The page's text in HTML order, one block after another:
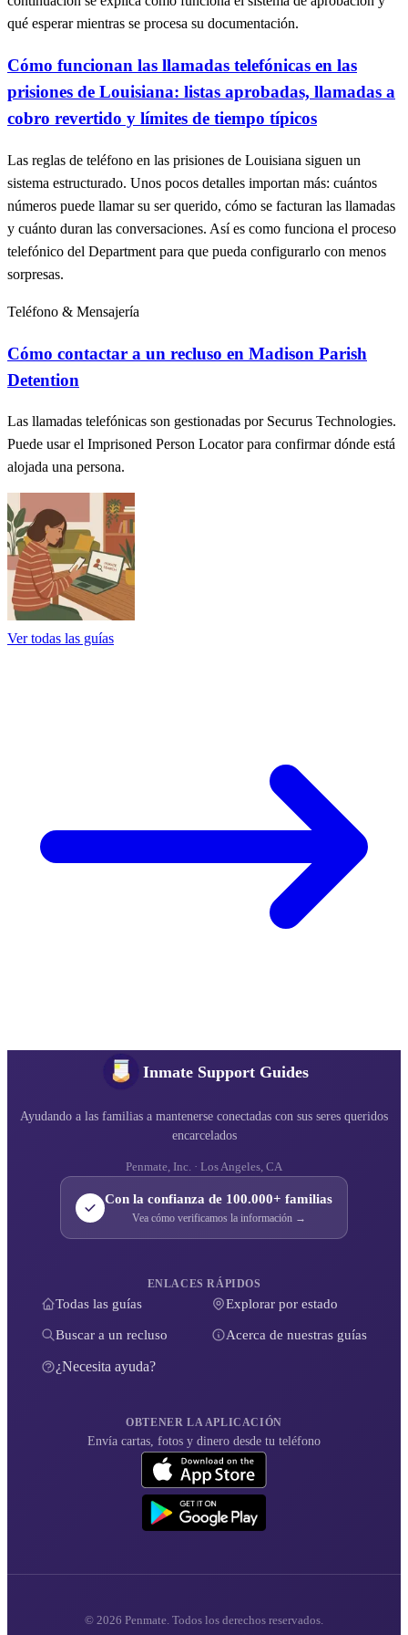
qué esperar mientras se procesa su documentación.
Cómo funcionan las llamadas telefónicas en las
prisiones de Louisiana: listas aprobadas, llamadas a
cobro revertido y límites de tiempo típicos
Las reglas de teléfono en las prisiones de Louisiana siguen un
sistema estructurado. Unos pocos detalles importan más: cuántos
números puede llamar su ser querido, cómo se facturan las llamadas
y cuánto duran las conversaciones. Así es como funciona el proceso
telefónico del Department para que pueda configurarlo con menos
sorpresas.
Teléfono & Mensajería
Cómo contactar a un recluso en Madison Parish
Detention
Las llamadas telefónicas son gestionadas por Securus Technologies.
Puede usar el Imprisoned Person Locator para confirmar dónde está
alojada una persona.
Ver todas las guías
Inmate Support Guides
Ayudando a las familias a mantenerse conectadas con sus seres queridos
encarcelados
Penmate, Inc. · Los Angeles, CA
Con la confianza de 100.000+ familias
Vea cómo verificamos la información →
ENLACES RÁPIDOS
Todas las guías Explorar por estado
Buscar a un recluso Acerca de nuestras guías
¿Necesita ayuda?
OBTENER LA APLICACIÓN
Envía cartas, fotos y dinero desde tu teléfono
© 2026 Penmate. Todos los derechos reservados.